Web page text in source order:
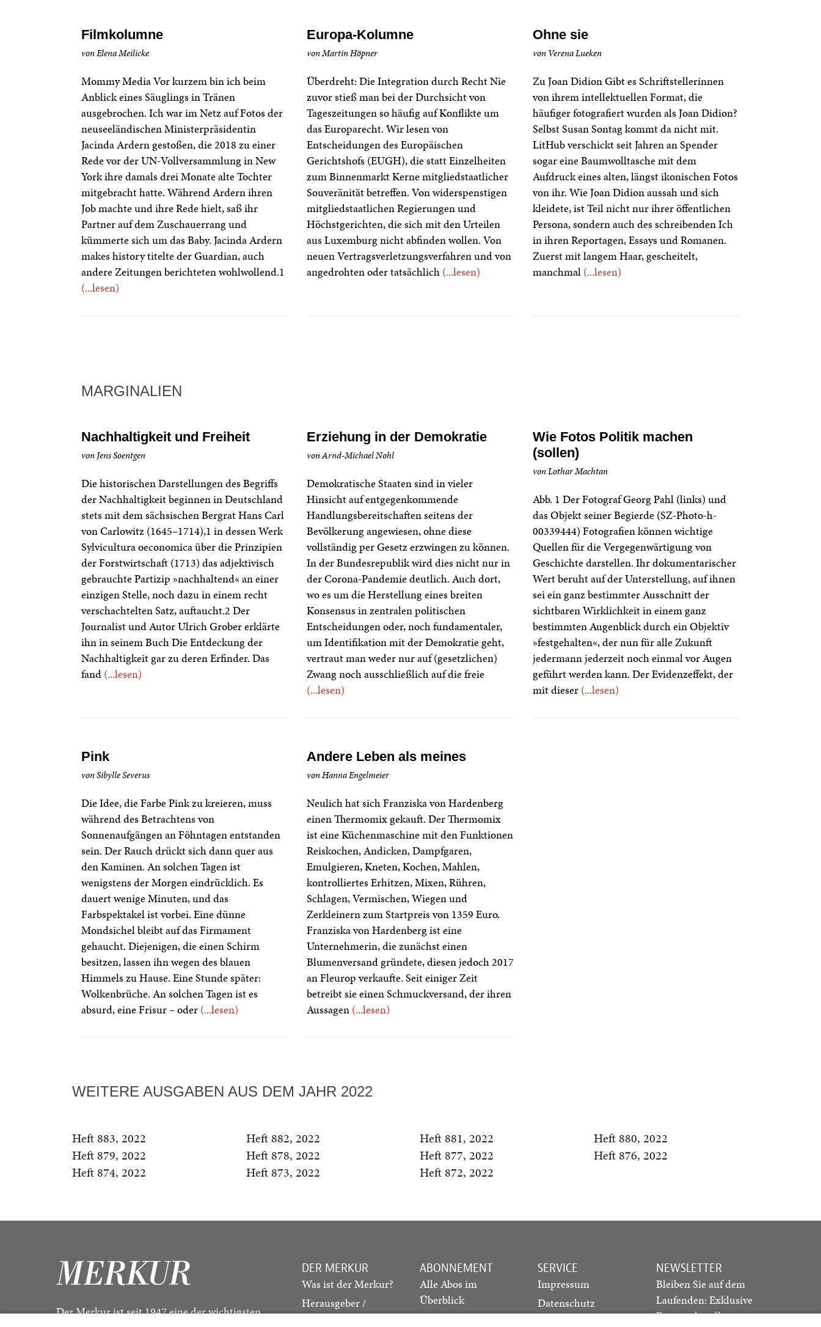
Filmkolumne
von Elena Meilicke
Mommy Media Vor kurzem bin ich beim
Anblick eines Säuglings in Tränen
ausgebrochen. Ich war im Netz auf Fotos der
neuseeländischen Ministerpräsidentin
Jacinda Ardern gestoßen, die 2018 zu einer
Rede vor der UN-Vollversammlung in New
York ihre damals drei Monate alte Tochter
mitgebracht hatte. Während Ardern ihren
Job machte und ihre Rede hielt, saß ihr
Partner auf dem Zuschauerrang und
kümmerte sich um das Baby. Jacinda Ardern
makes history titelte der Guardian, auch
andere Zeitungen berichteten wohlwollend.1
(...lesen)
Europa-Kolumne
von Martin Höpner
Überdreht: Die Integration durch Recht Nie
zuvor stieß man bei der Durchsicht von
Tageszeitungen so häufig auf Konflikte um
das Europarecht. Wir lesen von
Entscheidungen des Europäischen
Gerichtshofs (EUGH), die statt Einzelheiten
zum Binnenmarkt Kerne mitgliedstaatlicher
Souveränität betreffen. Von widerspenstigen
mitgliedstaatlichen Regierungen und
Höchstgerichten, die sich mit den Urteilen
aus Luxemburg nicht abfinden wollen. Von
neuen Vertragsverletzungsverfahren und von
angedrohten oder tatsächlich (...lesen)
Ohne sie
von Verena Lueken
Zu Joan Didion Gibt es Schriftstellerinnen
von ihrem intellektuellen Format, die
häufiger fotografiert wurden als Joan Didion?
Selbst Susan Sontag kommt da nicht mit.
LitHub verschickt seit Jahren an Spender
sogar eine Baumwolltasche mit dem
Aufdruck eines alten, längst ikonischen Fotos
von ihr. Wie Joan Didion aussah und sich
kleidete, ist Teil nicht nur ihrer öffentlichen
Persona, sondern auch des schreibenden Ich
in ihren Reportagen, Essays und Romanen.
Zuerst mit langem Haar, gescheitelt,
manchmal (...lesen)
MARGINALIEN
Nachhaltigkeit und Freiheit
von Jens Soentgen
Die historischen Darstellungen des Begriffs
der Nachhaltigkeit beginnen in Deutschland
stets mit dem sächsischen Bergrat Hans Carl
von Carlowitz (1645–1714),1 in dessen Werk
Sylvicultura oeconomica über die Prinzipien
der Forstwirtschaft (1713) das adjektivisch
gebrauchte Partizip »nachhaltend« an einer
einzigen Stelle, noch dazu in einem recht
verschachtelten Satz, auftaucht.2 Der
Journalist und Autor Ulrich Grober erklärte
ihn in seinem Buch Die Entdeckung der
Nachhaltigkeit gar zu deren Erfinder. Das
fand (...lesen)
Erziehung in der Demokratie
von Arnd-Michael Nohl
Demokratische Staaten sind in vieler
Hinsicht auf entgegenkommende
Handlungsbereitschaften seitens der
Bevölkerung angewiesen, ohne diese
vollständig per Gesetz erzwingen zu können.
In der Bundesrepublik wird dies nicht nur in
der Corona-Pandemie deutlich. Auch dort,
wo es um die Herstellung eines breiten
Konsensus in zentralen politischen
Entscheidungen oder, noch fundamentaler,
um Identifikation mit der Demokratie geht,
vertraut man weder nur auf (gesetzlichen)
Zwang noch ausschließlich auf die freie
(...lesen)
Wie Fotos Politik machen
(sollen)
von Lothar Machtan
Abb. 1 Der Fotograf Georg Pahl (links) und
das Objekt seiner Begierde (SZ-Photo-h-
00339444) Fotografien können wichtige
Quellen für die Vergegenwärtigung von
Geschichte darstellen. Ihr dokumentarischer
Wert beruht auf der Unterstellung, auf ihnen
sei ein ganz bestimmter Ausschnitt der
sichtbaren Wirklichkeit in einem ganz
bestimmten Augenblick durch ein Objektiv
»festgehalten«, der nun für alle Zukunft
jedermann jederzeit noch einmal vor Augen
geführt werden kann. Der Evidenzeffekt, der
mit dieser (...lesen)
Pink
von Sibylle Severus
Die Idee, die Farbe Pink zu kreieren, muss
während des Betrachtens von
Sonnenaufgängen an Föhntagen entstanden
sein. Der Rauch drückt sich dann quer aus
den Kaminen. An solchen Tagen ist
wenigstens der Morgen eindrücklich. Es
dauert wenige Minuten, und das
Farbspektakel ist vorbei. Eine dünne
Mondsichel bleibt auf das Firmament
gehaucht. Diejenigen, die einen Schirm
besitzen, lassen ihn wegen des blauen
Himmels zu Hause. Eine Stunde später:
Wolkenbrüche. An solchen Tagen ist es
absurd, eine Frisur – oder (...lesen)
Andere Leben als meines
von Hanna Engelmeier
Neulich hat sich Franziska von Hardenberg
einen Thermomix gekauft. Der Thermomix
ist eine Küchenmaschine mit den Funktionen
Reiskochen, Andicken, Dampfgaren,
Emulgieren, Kneten, Kochen, Mahlen,
kontrolliertes Erhitzen, Mixen, Rühren,
Schlagen, Vermischen, Wiegen und
Zerkleinern zum Startpreis von 1359 Euro.
Franziska von Hardenberg ist eine
Unternehmerin, die zunächst einen
Blumenversand gründete, diesen jedoch 2017
an Fleurop verkaufte. Seit einiger Zeit
betreibt sie einen Schmuckversand, der ihren
Aussagen (...lesen)
WEITERE AUSGABEN AUS DEM JAHR 2022
Heft 883, 2022 Heft 882, 2022 Heft 881, 2022
Heft 880, 2022
Heft 879, 2022
Heft 878, 2022 Heft 877, 2022
Heft 876, 2022
Heft 874, 2022
Heft 873, 2022 Heft 872, 2022
Der Merkur ist seit 1947 eine der wichtigsten
DER MERKUR
Was ist der Merkur?
Herausgeber /
Redaktion
ABONNEMENT
Alle Abos im
Überblick
Print-Abo
SERVICE
Impressum
Datenschutz
NEWSLETTER
Bleiben Sie auf dem
Laufenden: Exklusive
Essays, aktuelle